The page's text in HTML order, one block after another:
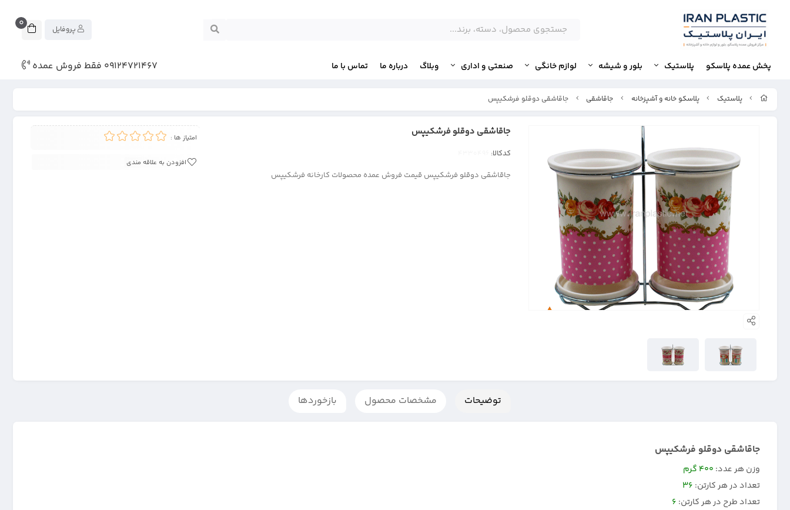
0
پخش عمده پلاسکو پلاستیک بلور و شیشه لوازم خانگی صنعتی و اداری وبلاگ درباره ما تماس با ما 09124721467 فقط فروش عمده
پلاستیک پلاسکو خانه و آشپزخانه جاقاشقی جاقاشقی دوقلو فرشکیپس
جاقاشقی دوقلو فرشکیپس
کدکالا:
جاقاشقی دوقلو فرشکیپس قیمت فروش عمده محصولات کارخانه فرشکیپس
امتیاز ها :
افزودن به علاقه مندی
توضیحات مشخصات محصول بازخوردها
جاقاشقی دوقلو فرشکیپس
وزن هر عدد: ۴۰۰ گرم
تعداد در هر کارتن: ۳۶
تعداد طرح در هر کارتن: ۶